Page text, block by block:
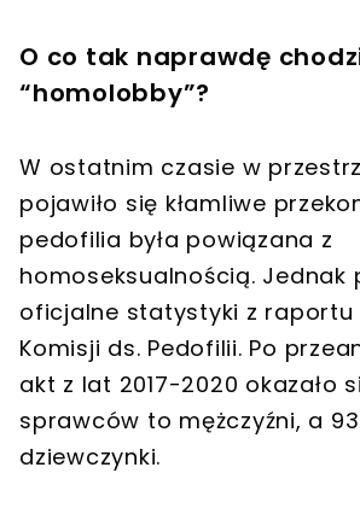
O co tak naprawdę
“homolobby”?
W ostatnim czasie w
pojawiło się kłamliwe
pedofilia była powiązana z
homoseksualnością. Jednak
oficjalne statystyki z raportu
Komisji ds. Pedofilii. Po
akt z lat 2017-2020 okazało
sprawców to mężczyźni, a
dziewczynki.